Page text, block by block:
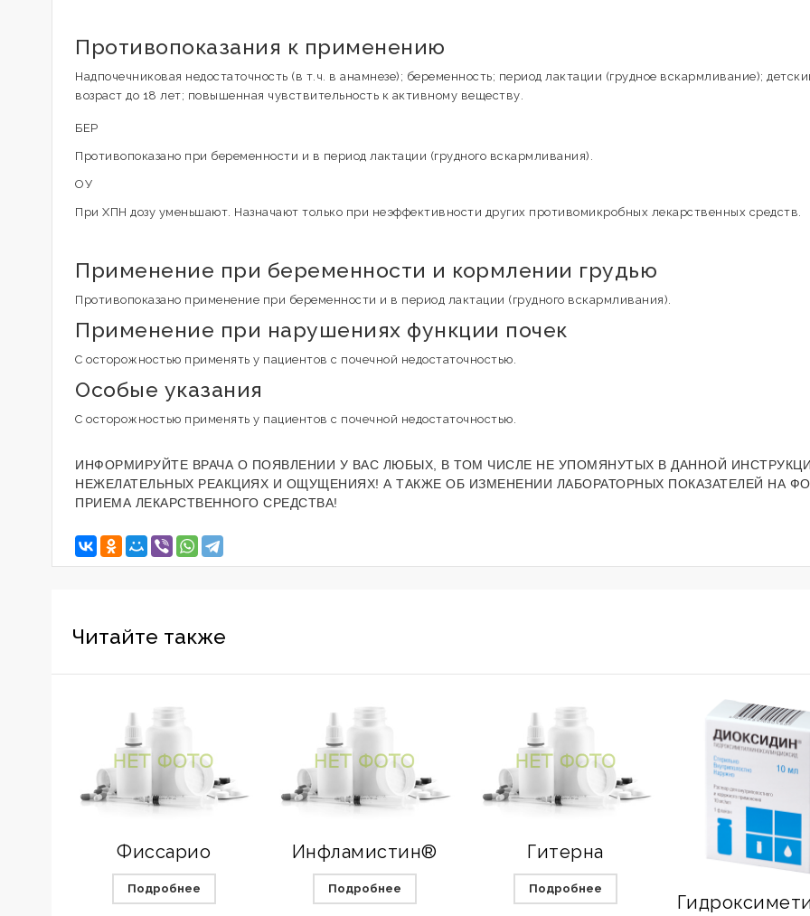
Противопоказания к применению
Надпочечниковая недостаточность (в т.ч. в анамнезе); беременность; период лактации (грудное вскармливание);
возраст до 18 лет; повышенная чувствительность к активному веществу.
БЕР
Противопоказано при беременности и в период лактации (грудного вскармливания).
ОУ
При ХПН дозу уменьшают. Назначают только при неэффективности других противомикробных лекарственных средств.
Применение при беременности и кормлении грудью
Противопоказано применение при беременности и в период лактации (грудного вскармливания).
Применение при нарушениях функции почек
C осторожностью применять у пациентов с почечной недостаточностью.
Особые указания
C осторожностью применять у пациентов с почечной недостаточностью.
ИНФОРМИРУЙТЕ ВРАЧА О ПОЯВЛЕНИИ У ВАС ЛЮБЫХ, В ТОМ ЧИСЛЕ НЕ УПОМЯНУТЫХ В ДАННОЙ
НЕЖЕЛАТЕЛЬНЫХ РЕАКЦИЯХ И ОЩУЩЕНИЯХ! А ТАКЖЕ ОБ ИЗМЕНЕНИИ ЛАБОРАТОРНЫХ ПОКАЗАТЕЛЕЙ НА
ПРИЕМА ЛЕКАРСТВЕННОГО СРЕДСТВА!
Читайте также
Фиссарио
Подробнее
Инфламистин®
Подробнее
Гитерна
Подробнее